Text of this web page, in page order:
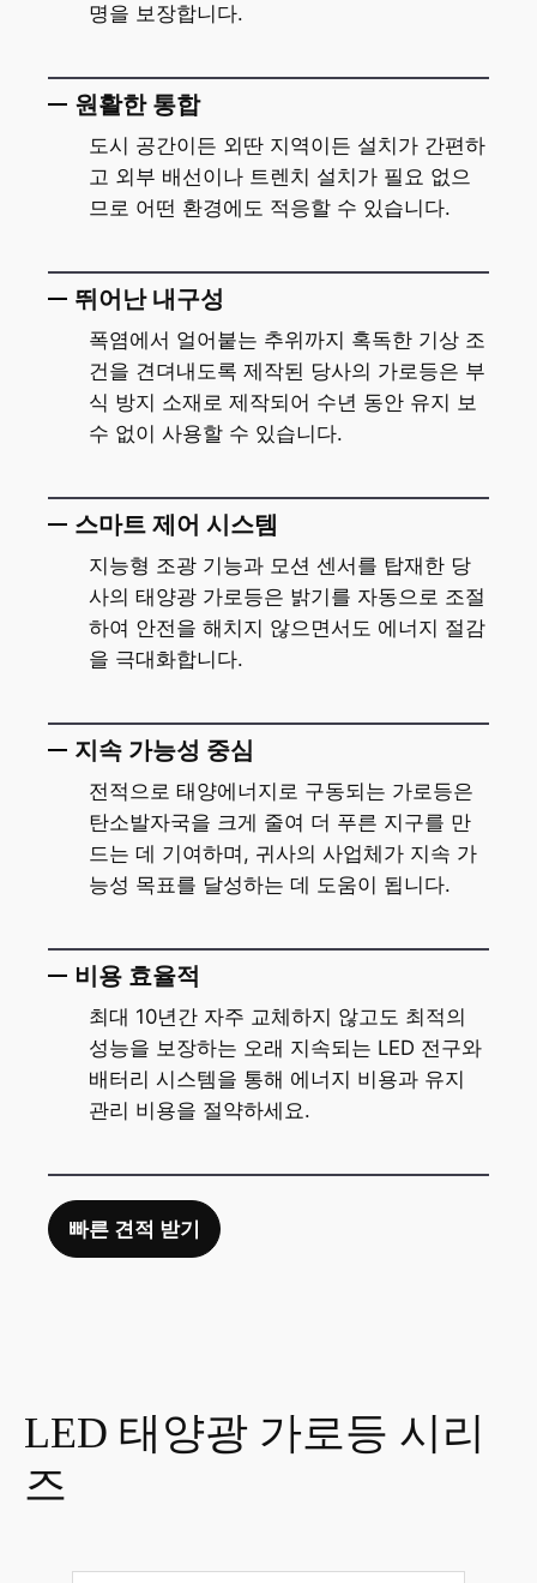
명을 보장합니다.
원활한 통합
도시 공간이든 외딴 지역이든 설치가 간편하
고 외부 배선이나 트렌치 설치가 필요 없으
므로 어떤 환경에도 적응할 수 있습니다.
뛰어난 내구성
폭염에서 얼어붙는 추위까지 혹독한 기상 조
건을 견뎌내도록 제작된 당사의 가로등은 부
식 방지 소재로 제작되어 수년 동안 유지 보
수 없이 사용할 수 있습니다.
스마트 제어 시스템
지능형 조광 기능과 모션 센서를 탑재한 당
사의 태양광 가로등은 밝기를 자동으로 조절
하여 안전을 해치지 않으면서도 에너지 절감
을 극대화합니다.
지속 가능성 중심
전적으로 태양에너지로 구동되는 가로등은
탄소발자국을 크게 줄여 더 푸른 지구를 만
드는 데 기여하며, 귀사의 사업체가 지속 가
능성 목표를 달성하는 데 도움이 됩니다.
비용 효율적
최대 10년간 자주 교체하지 않고도 최적의
성능을 보장하는 오래 지속되는 LED 전구와
배터리 시스템을 통해 에너지 비용과 유지
관리 비용을 절약하세요.
빠른 견적 받기
LED 태양광 가로등 시리
즈